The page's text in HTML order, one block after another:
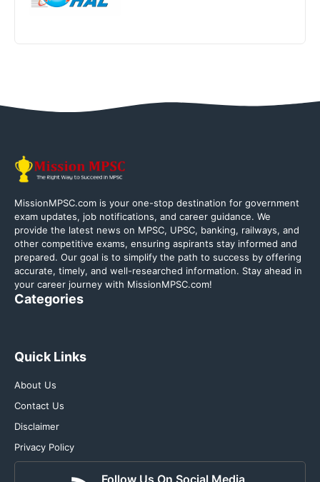
MissionMPSC.com is your one-stop destination for government
exam updates, job notifications, and career guidance. We
provide the latest news on MPSC, UPSC, banking, railways, and
other competitive exams, ensuring aspirants stay informed and
prepared. Our goal is to simplify the path to success by offering
accurate, timely, and well-researched information. Stay ahead in
your career journey with MissionMPSC.com!
Categories
Quick Links
About Us
Contact Us
Disclaimer
Privacy Policy